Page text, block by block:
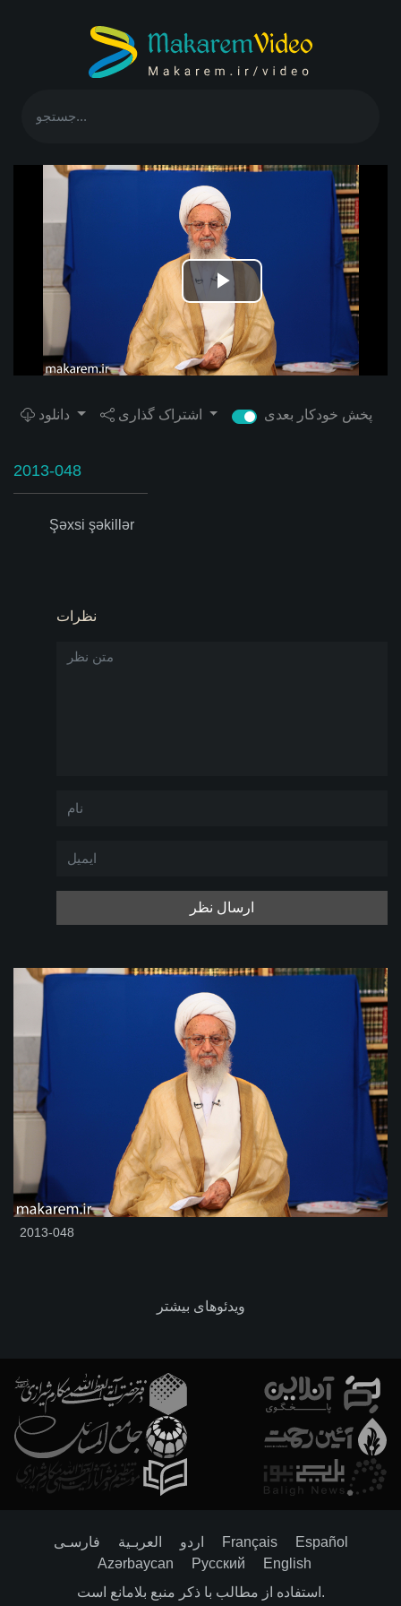
Play
Video
پخش خودکار بعدی
2013-048
Şəxsi şəkillər
نظرات
ارسال نظر
2013-048
ویدئوهای بیشتر
فارسـی العربـیة اردو Français
Español
Azərbaycan
Русский
English
استفاده از مطالب با ذکر منبع بلامانع است.